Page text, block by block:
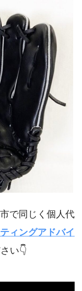
で同じく個人代
ィングアドバイ
い👇